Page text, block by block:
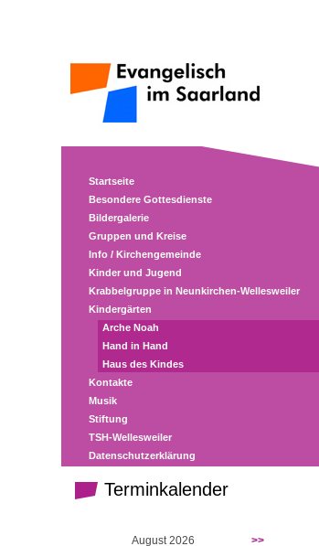
Startseite
Besondere Gottesdienste
Bildergalerie
Gruppen und Kreise
Info / Kirchengemeinde
Kinder und Jugend
Krabbelgruppe in Neunkirchen-Wellesweiler
Kindergärten
Arche Noah
Hand in Hand
Haus des Kindes
Kontakte
Musik
Stiftung
TSH-Wellesweiler
Datenschutzerklärung
Terminkalender
August 2026 >>